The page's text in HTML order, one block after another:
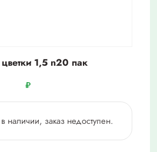
цветки 1,5 n20 пак
₽
в наличии, заказ недоступен.